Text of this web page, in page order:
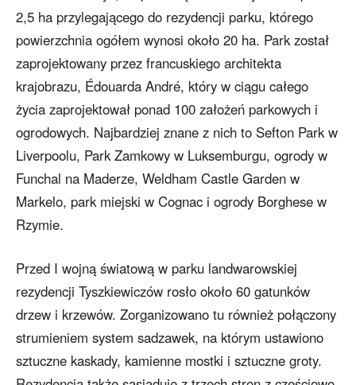
2,5 ha przylegającego do rezydencji parku, którego
powierzchnia ogółem wynosi około 20 ha. Park został
zaprojektowany przez francuskiego architekta
krajobrazu, Édouarda André, który w ciągu całego
życia zaprojektował ponad 100 założeń parkowych i
ogrodowych. Najbardziej znane z nich to Sefton Park w
Liverpoolu, Park Zamkowy w Luksemburgu, ogrody w
Funchal na Maderze, Weldham Castle Garden w
Markelo, park miejski w Cognac i ogrody Borghese w
Rzymie.
Przed I wojną światową w parku landwarowskiej
rezydencji Tyszkiewiczów rosło około 60 gatunków
drzew i krzewów. Zorganizowano tu również połączony
strumieniem system sadzawek, na którym ustawiono
sztuczne kaskady, kamienne mostki i sztuczne groty.